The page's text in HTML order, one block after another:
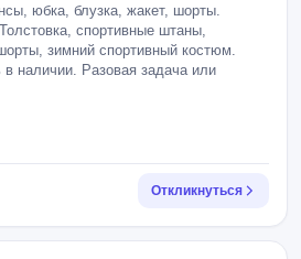
юбка, блузка, жакет, шорты.
спортивные штаны,
зимний спортивный костюм.
наличии. Разовая задача или
Откликнуться